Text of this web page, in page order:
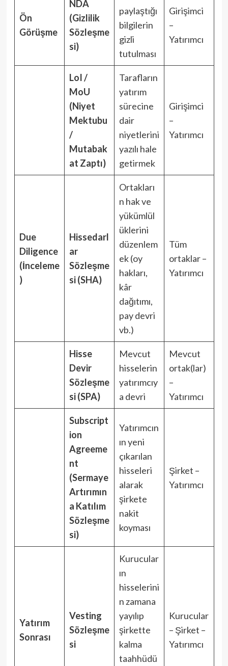
Ön
Görüşme
NDA
(Gizlilik
Sözleşme
si)
paylaştığı
bilgilerin
gizli
tutulması
Girişimci
–
Yatırımcı
LoI /
MoU
(Niyet
Mektubu
/
Mutabak
at Zaptı)
Tarafların
yatırım
sürecine
dair
niyetlerini
yazılı hale
getirmek
Girişimci
–
Yatırımcı
Due
Diligence
(İnceleme
)
Hissedarl
ar
Sözleşme
si (SHA)
Ortakları
n hak ve
yükümlül
üklerini
düzenlem
ek (oy
hakları,
kâr
dağıtımı,
pay devri
vb.)
Tüm
ortaklar –
Yatırımcı
Hisse
Devir
Sözleşme
si (SPA)
Mevcut
hisselerin
yatırımcıy
a devri
Mevcut
ortak(lar)
–
Yatırımcı
Subscript
ion
Agreeme
nt
(Sermaye
Artırımın
a Katılım
Sözleşme
si)
Yatırımcın
ın yeni
çıkarılan
hisseleri
alarak
şirkete
nakit
koyması
Şirket –
Yatırımcı
Yatırım
Sonrası
Vesting
Sözleşme
si
Kurucular
ın
hisselerini
n zamana
yayılıp
şirkette
kalma
taahhüdü
Kurucular
– Şirket –
Yatırımcı